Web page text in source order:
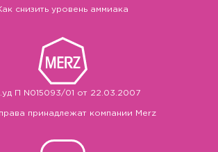
П N015093/01 от 22.03.2007
принадлежат компании Merz
снизить уровень аммиака